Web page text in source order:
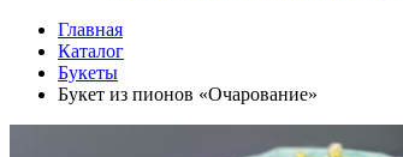
Главная
Каталог
Букеты
Букет из пионов «Очарование»